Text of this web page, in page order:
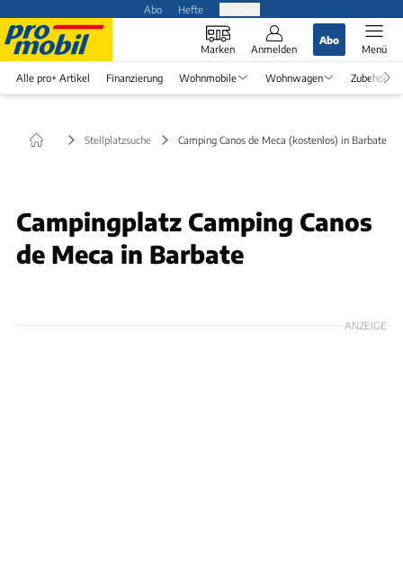
Abo Hefte
Marken Anmelden
Abo
Menü
Alle pro+ Artikel Finanzierung Wohnmobile Wohnwagen Zubehör
Stellplatzsuche Camping Canos de Meca (kostenlos) in Barbate
Campingplatz Camping Canos
de Meca in Barbate
ANZEIGE